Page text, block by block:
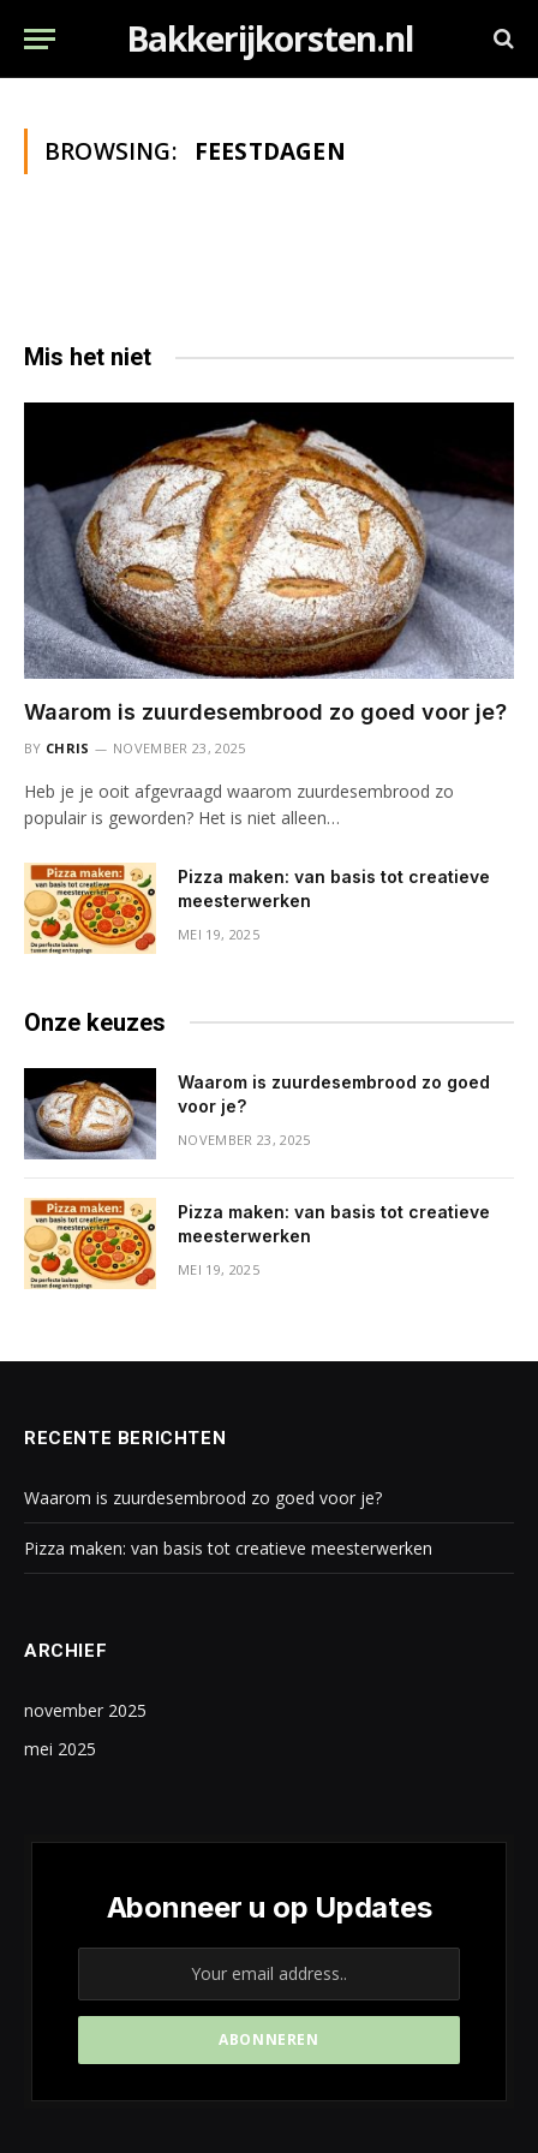
Bakkerijkorsten.nl
BROWSING: FEESTDAGEN
Mis het niet
Waarom is zuurdesembrood zo goed voor je?
BY CHRIS NOVEMBER 23, 2025
Heb je je ooit afgevraagd waarom zuurdesembrood zo
populair is geworden? Het is niet alleen…
Pizza maken: van basis tot creatieve
meesterwerken
MEI 19, 2025
Onze keuzes
Waarom is zuurdesembrood zo goed
voor je?
NOVEMBER 23, 2025
Pizza maken: van basis tot creatieve
meesterwerken
MEI 19, 2025
RECENTE BERICHTEN
Waarom is zuurdesembrood zo goed voor je?
Pizza maken: van basis tot creatieve meesterwerken
ARCHIEF
november 2025
mei 2025
Abonneer u op Updates